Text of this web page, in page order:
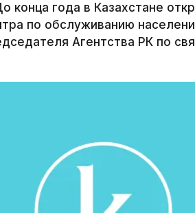
года в Казахстане
по обслуживанию
Агентства РК по